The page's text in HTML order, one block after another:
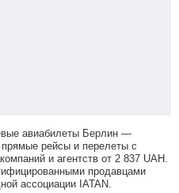
авиабилеты Берлин —
рейсы и перелеты с
и агентств от 2 837 UAH
продавцами
ассоциации IATAN.